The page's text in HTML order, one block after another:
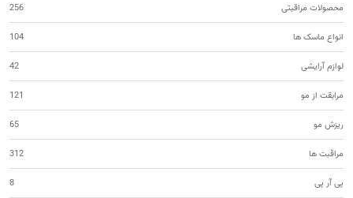
محصولات مراقبتی 256
انواع ماسک ها 104
لوازم آرایشی 42
مرابقت از مو 121
ریزش مو 65
مراقبت ها 312
پی آر پی 8